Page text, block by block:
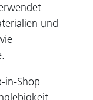
und
in-Shop